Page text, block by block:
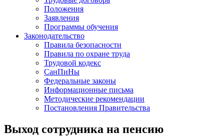
Положения
Заявления
Программы обучения
Законодательство
Правила безопасности
Правила по охране труда
Трудовой кодекс
СанПиНы
Федеральные законы
Информационные письма
Методические рекомендации
Постановления Правительства
Выход сотрудника на пенсию